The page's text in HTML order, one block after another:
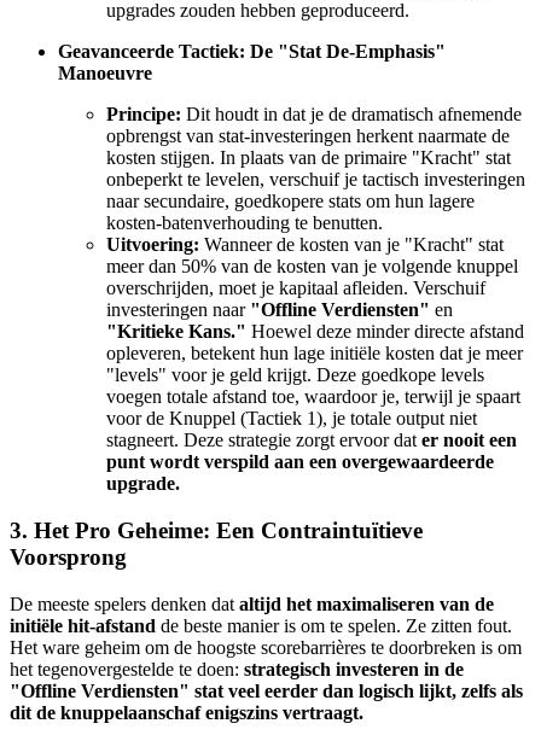
upgrades zouden hebben geproduceerd.
Geavanceerde Tactiek: De "Stat De-Emphasis"
Manoeuvre
Principe: Dit houdt in dat je de dramatisch afnemende
opbrengst van stat-investeringen herkent naarmate de
kosten stijgen. In plaats van de primaire "Kracht" stat
onbeperkt te levelen, verschuif je tactisch investeringen
naar secundaire, goedkopere stats om hun lagere
kosten-batenverhouding te benutten.
Uitvoering: Wanneer de kosten van je "Kracht" stat
meer dan 50% van de kosten van je volgende knuppel
overschrijden, moet je kapitaal afleiden. Verschuif
investeringen naar "Offline Verdiensten" en
"Kritieke Kans." Hoewel deze minder directe afstand
opleveren, betekent hun lage initiële kosten dat je meer
"levels" voor je geld krijgt. Deze goedkope levels
voegen totale afstand toe, waardoor je, terwijl je spaart
voor de Knuppel (Tactiek 1), je totale output niet
stagneert. Deze strategie zorgt ervoor dat er nooit een
punt wordt verspild aan een overgewaardeerde
upgrade.
3. Het Pro Geheime: Een Contraintuïtieve
Voorsprong
De meeste spelers denken dat altijd het maximaliseren van de
initiële hit-afstand de beste manier is om te spelen. Ze zitten fout.
Het ware geheim om de hoogste scorebarrières te doorbreken is om
het tegenovergestelde te doen: strategisch investeren in de
"Offline Verdiensten" stat veel eerder dan logisch lijkt, zelfs als
dit de knuppelaanschaf enigszins vertraagt.